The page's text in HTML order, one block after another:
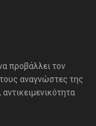
προβάλλει τον
αναγνώστες της